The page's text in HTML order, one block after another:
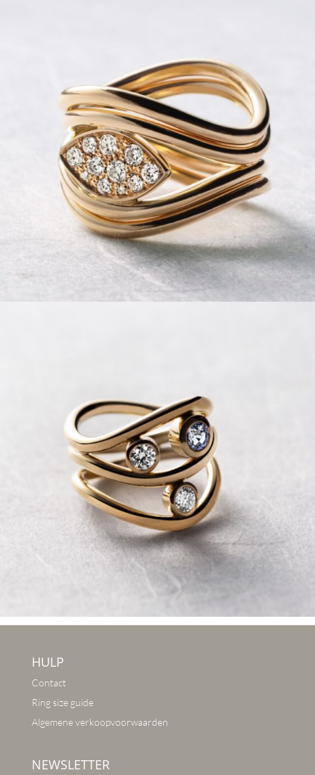
HULP
Contact
Ring size guide
Algemene verkoopvoorwaarden
NEWSLETTER